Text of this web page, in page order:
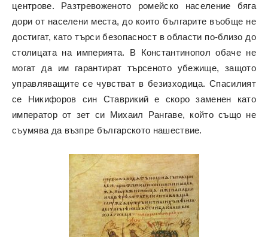
центрове. Разтревоженото ромейско население бяга
дори от населени места, до които българите въобще не
достигат, като търси безопасност в области по-близо до
столицата на империята. В Константинопол обаче не
могат да им гарантират търсеното убежище, защото
управляващите се чувстват в безизходица. Спасилият
се Никифоров син Ставрикий е скоро заменен като
император от зет си Михаил Рангаве, който също не
съумява да възпре българското нашествие.